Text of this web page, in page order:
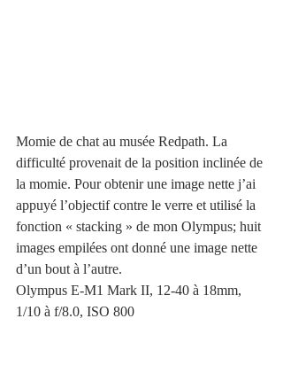
Momie de chat au musée Redpath. La
difficulté provenait de la position inclinée de
la momie. Pour obtenir une image nette j’ai
appuyé l’objectif contre le verre et utilisé la
fonction « stacking » de mon Olympus; huit
images empilées ont donné une image nette
d’un bout à l’autre.
Olympus E-M1 Mark II, 12-40 à 18mm,
1/10 à f/8.0, ISO 800